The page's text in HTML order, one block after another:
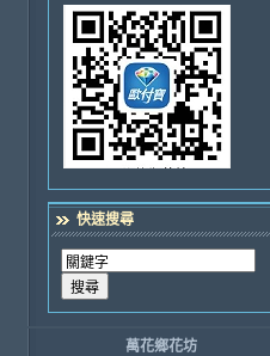
快速搜尋
萬花鄉花坊